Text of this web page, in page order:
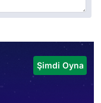
Şimdi Oyna